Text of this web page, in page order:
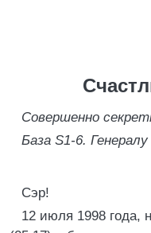
Совершенно
База S1-6.
Сэр!
12 июля 1998 года,